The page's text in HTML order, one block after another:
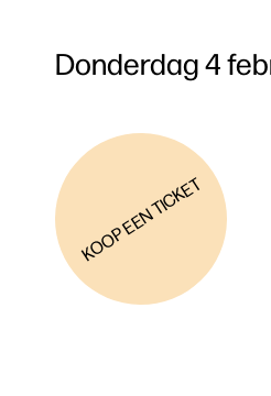
Donderdag 4
KOOP EEN TICKET